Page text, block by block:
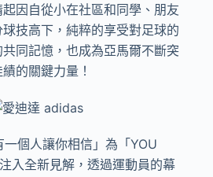
因自從小在社區和同學、朋友
技高下，純粹的享受對足球的
同記憶，也成為亞馬爾不斷突
的關鍵力量！
一個人讓你相信」為「 YOU
入全新見解，透過運動員的幕